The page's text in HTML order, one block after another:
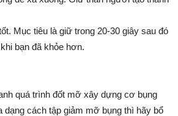
Mục tiêu là giữ trong 20-30 giây sau đó
bạn đã khỏe hơn.
quá trình đốt mỡ xây dựng cơ bụng
dạng cách tập giảm mỡ bụng thì hãy bổ